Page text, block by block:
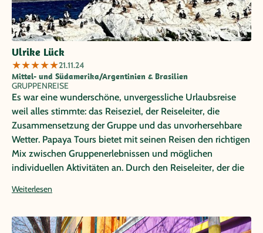
Ulrike Lück
★★★★★21.11.24
Mittel- und Südamerika/Argentinien & Brasilien
GRUPPENREISE
Es war eine wunderschöne, unvergessliche Urlaubsreise
weil alles stimmte: das Reiseziel, der Reiseleiter, die
Zusammensetzung der Gruppe und das unvorhersehbare
Wetter. Papaya Tours bietet mit seinen Reisen den richtigen
Mix zwischen Gruppenerlebnissen und möglichen
individuellen Aktivitäten an. Durch den Reiseleiter, der die
sich ganz auf das Land mit seiner Natur, Kultur und
Weiterlesen